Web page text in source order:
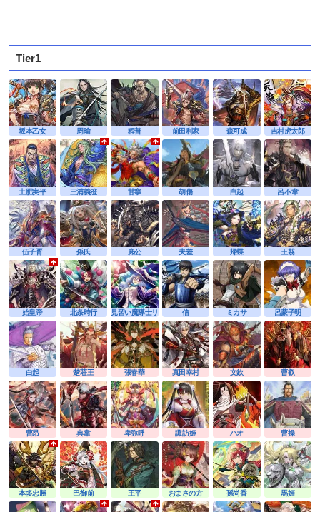
Tier1
坂本乙女 周瑜 程普 前田利家 森可成 吉村虎太郎
土肥実平 三浦義澄 甘寧 胡傷 白起 呂不韋
伍子胥 孫氏 麃公 夫差 帰蝶 王翦
始皇帝 北条時行 見習い魔導士リーナ 信 ミカサ 呂蒙子明
白起 楚荘王 張春華 真田幸村 文欽 曹叡
曹昂 典韋 卑弥呼 諏訪姫 ハオ 曹操
本多忠勝 巴御前 王平 おまさの方 孫尚香 馬姫